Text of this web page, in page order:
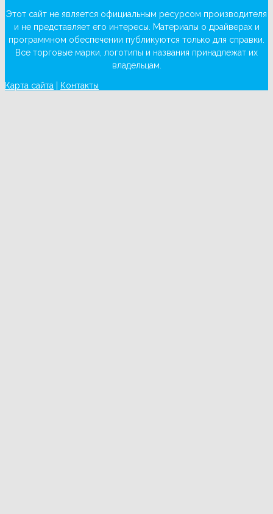
Этот сайт не является официальным ресурсом производителя
и не представляет его интересы. Материалы о драйверах и
программном обеспечении публикуются только для справки.
Все торговые марки, логотипы и названия принадлежат их
владельцам.
Карта сайта Контакты